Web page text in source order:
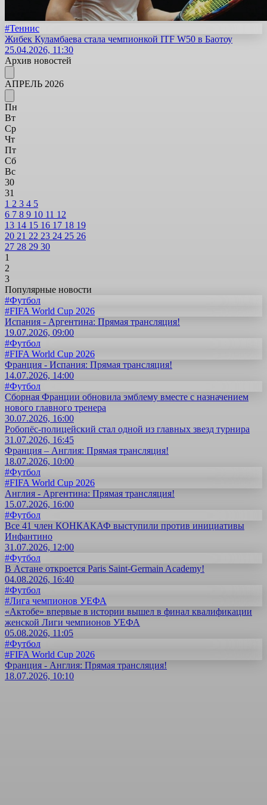
#Теннис
Жибек Куламбаева стала чемпионкой ITF W50 в Баотоу
25.04.2026, 11:30
Архив новостей
АПРЕЛЬ 2026
Пн
Вт
Ср
Чт
Пт
Сб
Вс
30
31
1 2 3 4 5
6 7 8 9 10 11 12
13 14 15 16 17 18 19
20 21 22 23 24 25 26
27 28 29 30
1
2
3
Популярные новости
#Футбол
#FIFA World Cup 2026
Испания - Аргентина: Прямая трансляция!
19.07.2026, 09:00
#Футбол
#FIFA World Cup 2026
Франция - Испания: Прямая трансляция!
14.07.2026, 14:00
#Футбол
Сборная Франции обновила эмблему вместе с назначением
нового главного тренера
30.07.2026, 16:00
Робопёс-полицейский стал одной из главных звезд турнира
31.07.2026, 16:45
Франция – Англия: Прямая трансляция!
18.07.2026, 10:00
#Футбол
#FIFA World Cup 2026
Англия - Аргентина: Прямая трансляция!
15.07.2026, 16:00
#Футбол
Все 41 член КОНКАКАФ выступили против инициативы
Инфантино
31.07.2026, 12:00
#Футбол
В Астане откроется Paris Saint-Germain Academy!
04.08.2026, 16:40
#Футбол
#Лига чемпионов УЕФА
«Актобе» впервые в истории вышел в финал квалификации
женской Лиги чемпионов УЕФА
05.08.2026, 11:05
#Футбол
#FIFA World Cup 2026
Франция - Англия: Прямая трансляция!
18.07.2026, 10:10